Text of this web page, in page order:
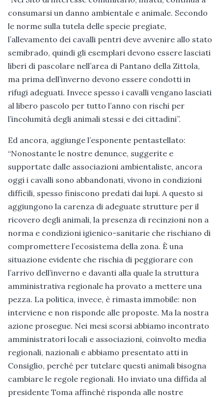
consumarsi un danno ambientale e animale. Secondo
le norme sulla tutela delle specie pregiate,
l’allevamento dei cavalli pentri deve avvenire allo stato
semibrado, quindi gli esemplari devono essere lasciati
liberi di pascolare nell’area di Pantano della Zittola,
ma prima dell’inverno devono essere condotti in
rifugi adeguati. Invece spesso i cavalli vengano lasciati
al libero pascolo per tutto l’anno con rischi per
l’incolumità degli animali stessi e dei cittadini”.
Ed ancora, aggiunge l’esponente pentastellato:
“Nonostante le nostre denunce, suggerite e
supportate dalle associazioni ambientaliste, ancora
oggi i cavalli sono abbandonati, vivono in condizioni
difficili, spesso finiscono predati dai lupi. A questo si
aggiungono la carenza di adeguate strutture per il
ricovero degli animali, la presenza di recinzioni non a
norma e condizioni igienico-sanitarie che rischiano di
compromettere l’ecosistema della zona. È una
situazione evidente che rischia di peggiorare con
l’arrivo dell’inverno e davanti alla quale la struttura
amministrativa regionale ha provato a mettere una
pezza. La politica, invece, è rimasta immobile: non
interviene e non risponde alle proposte. Ma la nostra
azione prosegue. Nei mesi scorsi abbiamo incontrato
amministratori locali e associazioni, coinvolto media
regionali, nazionali e abbiamo presentato atti in
Consiglio, perché per tutelare questi animali bisogna
cambiare le regole regionali. Ho inviato una diffida al
presidente Toma affinché risponda alle nostre